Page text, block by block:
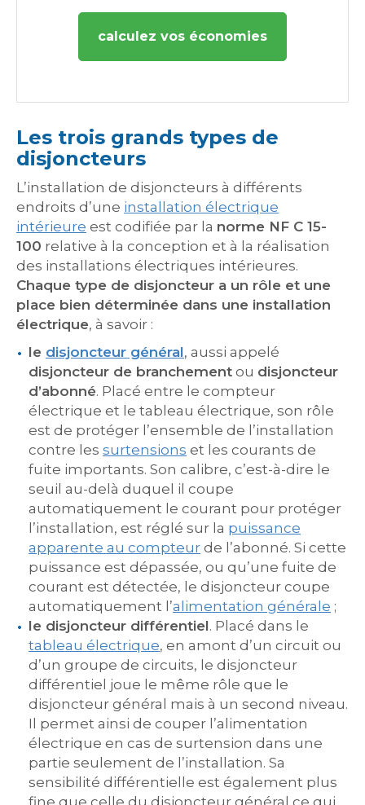
calculez vos économies
Les trois grands types de
disjoncteurs
L’installation de disjoncteurs à différents
endroits d’une installation électrique
intérieure est codifiée par la norme NF C 15-
100 relative à la conception et à la réalisation
des installations électriques intérieures.
Chaque type de disjoncteur a un rôle et une
place bien déterminée dans une installation
électrique, à savoir :
le disjoncteur général, aussi appelé
disjoncteur de branchement ou disjoncteur
d’abonné. Placé entre le compteur
électrique et le tableau électrique, son rôle
est de protéger l’ensemble de l’installation
contre les surtensions et les courants de
fuite importants. Son calibre, c’est-à-dire le
seuil au-delà duquel il coupe
automatiquement le courant pour protéger
l’installation, est réglé sur la puissance
apparente au compteur de l’abonné. Si cette
puissance est dépassée, ou qu’une fuite de
courant est détectée, le disjoncteur coupe
automatiquement l’alimentation générale ;
le disjoncteur différentiel. Placé dans le
tableau électrique, en amont d’un circuit ou
d’un groupe de circuits, le disjoncteur
différentiel joue le même rôle que le
disjoncteur général mais à un second niveau.
Il permet ainsi de couper l’alimentation
électrique en cas de surtension dans une
partie seulement de l’installation. Sa
sensibilité différentielle est également plus
fine que celle du disjoncteur général ce qui